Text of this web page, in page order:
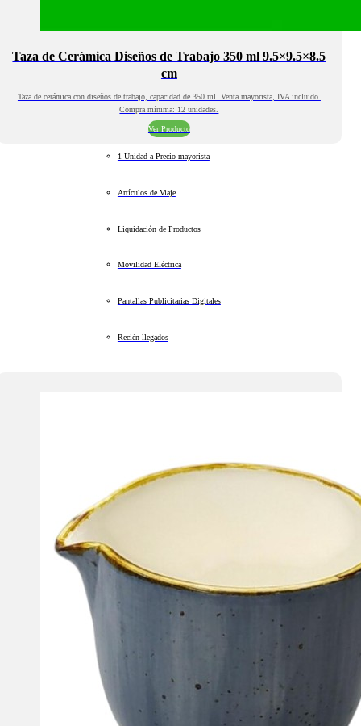
Taza de Cerámica Diseños de Trabajo 350 ml 9.5×9.5×8.5
cm
Taza de cerámica con diseños de trabajo, capacidad de 350 ml. Venta mayorista, IVA incluido.
Compra mínima: 12 unidades.
Ver Producto
1 Unidad a Precio mayorista
Artículos de Viaje
Liquidación de Productos
Movilidad Eléctrica
Pantallas Publicitarias Digitales
Recién llegados